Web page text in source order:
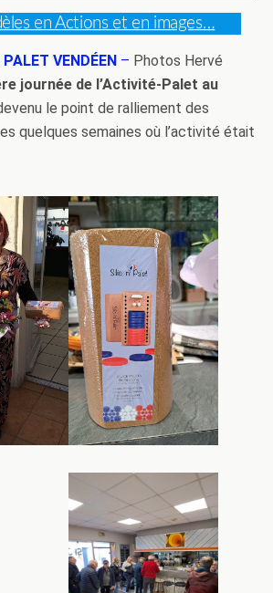
en Actions et en images…
VENDÉEN – Photos Hervé
journée de l’Activité-Palet au
le point de ralliement des
quelques semaines où l’activité était